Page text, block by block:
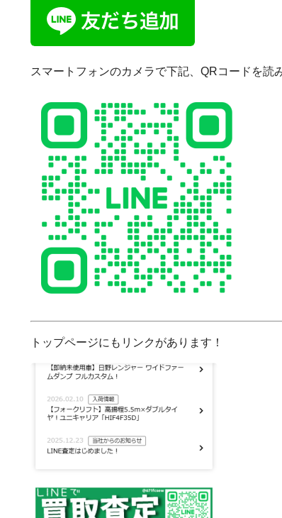
スマートフォンのカメラで下記、QRコードを読
トップページにもリンクがあります！